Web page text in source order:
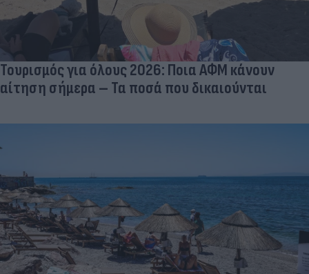
Τουρισμός για όλους 2026: Ποια ΑΦΜ κάνουν
αίτηση σήμερα – Τα ποσά που δικαιούνται